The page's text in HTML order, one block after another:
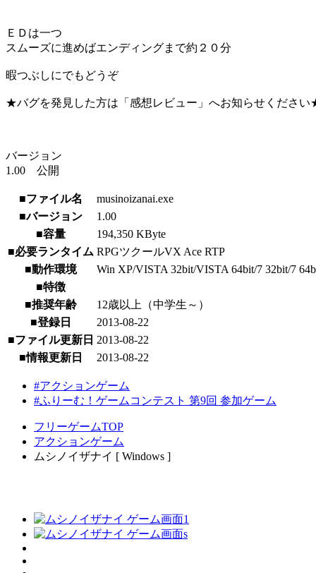
ＥＤは一つ
スムーズに進めばエンディングまで約２０分
暇つぶしにでもどうぞ
★バグを発見した方は「感想レビュー」へお知らせくださ
バージョン
1.00 公開
■ファイル名
musinoizanai.exe
■バージョン
1.00
■容量
194,350 KByte
■必要ランタイム RPGツクールVX Ace RTP
■動作環境
Win XP/VISTA 32bit/VISTA 64bit/7 32bit/7
■特徴
■推奨年齢
12歳以上（中学生～）
■登録日
2013-08-22
■ファイル更新日 2013-08-22
■情報更新日
2013-08-22
#アクションゲーム
#ふりーむ！ゲームコンテスト 第9回 参加ゲーム
フリーゲームTOP
アクションゲーム
ムシノイザナイ [ Windows ]